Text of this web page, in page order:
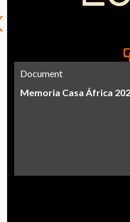
Document
Memoria Casa África